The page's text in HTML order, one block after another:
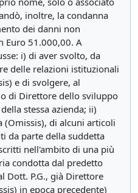
inoltre, la condanna
dei danni non
Euro 51.000,00. A
i) di aver svolto, da
delle relazioni istituzionali
e di svolgere, al
di Direttore dello sviluppo
stessa azienda; ii)
(Omissis), di alcuni articoli
da parte della suddetta
nell'ambito di una più
condotta dal predetto
Dott. P.G., già Direttore
in epoca precedente)